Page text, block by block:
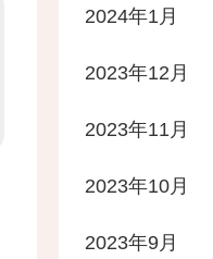
2024年1月
2023年12月
2023年11月
2023年10月
2023年9月